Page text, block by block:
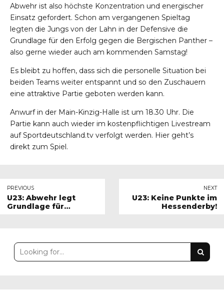
Abwehr ist also höchste Konzentration und energischer
Einsatz gefordert. Schon am vergangenen Spieltag
legten die Jungs von der Lahn in der Defensive die
Grundlage für den Erfolg gegen die Bergischen Panther –
also gerne wieder auch am kommenden Samstag!
Es bleibt zu hoffen, dass sich die personelle Situation bei
beiden Teams weiter entspannt und so den Zuschauern
eine attraktive Partie geboten werden kann.
Anwurf in der Main-Kinzig-Halle ist um 18.30 Uhr. Die
Partie kann auch wieder im kostenpflichtigen Livestream
auf Sportdeutschland.tv verfolgt werden. Hier geht’s
direkt zum Spiel.
PREVIOUS
U23: Abwehr legt
Grundlage für
NEXT
U23: Keine Punkte im
Hessenderby!